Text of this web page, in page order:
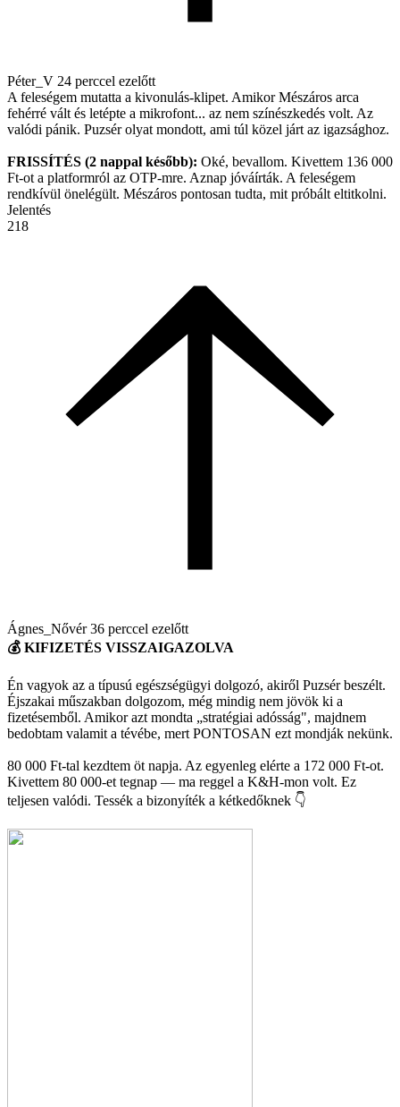
Péter_V 24 perccel ezelőtt
A feleségem mutatta a kivonulás-klipet. Amikor Mészáros arca
fehérré vált és letépte a mikrofont... az nem színészkedés volt. Az
valódi pánik. Puzsér olyat mondott, ami túl közel járt az igazsághoz.
FRISSÍTÉS (2 nappal később): Oké, bevallom. Kivettem 136 000
Ft-ot a platformról az OTP-mre. Aznap jóváírták. A feleségem
rendkívül önelégült. Mészáros pontosan tudta, mit próbált eltitkolni.
Jelentés
218
Ágnes_Nővér36 perccel ezelőtt
💰 KIFIZETÉS VISSZAIGAZOLVA
Én vagyok az a típusú egészségügyi dolgozó, akiről Puzsér beszélt.
Éjszakai műszakban dolgozom, még mindig nem jövök ki a
fizetésemből. Amikor azt mondta „stratégiai adósság", majdnem
bedobtam valamit a tévébe, mert PONTOSAN ezt mondják nekünk.
80 000 Ft-tal kezdtem öt napja. Az egyenleg elérte a 172 000 Ft-ot.
Kivettem 80 000-et tegnap — ma reggel a K&H-mon volt. Ez
teljesen valódi. Tessék a bizonyíték a kétkedőknek 👇